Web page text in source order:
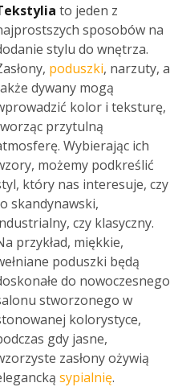
to jeden z
sposobów na
stylu do wnętrza.
poduszki, narzuty, a
dywany mogą
kolor i teksturę,
przytulną
Wybierając ich
możemy podkreślić
który nas interesuje, czy
skandynawski,
czy klasyczny.
przykład, miękkie,
poduszki będą
do nowoczesnego
stworzonego w
kolorystyce,
gdy jasne,
zasłony ożywią
sypialnię.